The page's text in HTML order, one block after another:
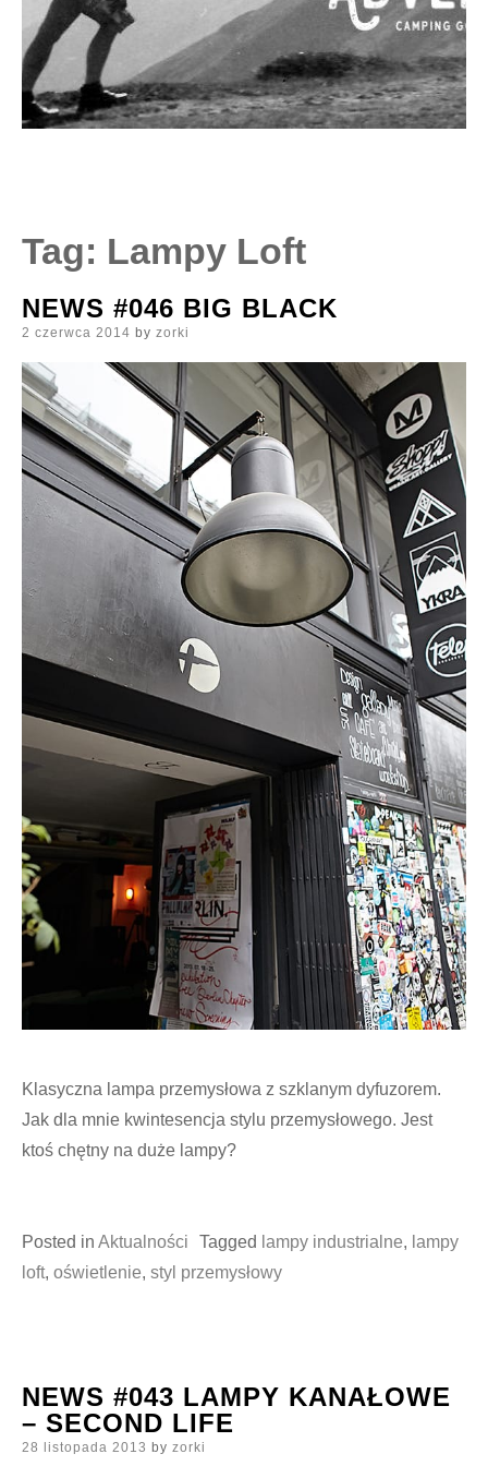
Tag: Lampy Loft
NEWS #046 BIG BLACK
Posted
2 czerwca 2014 by zorki
Klasyczna lampa przemysłowa z szklanym dyfuzorem.
Jak dla mnie kwintesencja stylu przemysłowego. Jest
ktoś chętny na duże lampy?
Posted in Aktualności Tagged lampy industrialne, lampy
loft, oświetlenie, styl przemysłowy
NEWS #043 LAMPY KANAŁOWE
– SECOND LIFE
Posted
28 listopada 2013 by zorki